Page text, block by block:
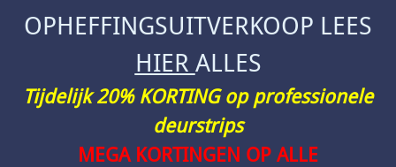
OPHEFFINGSUITVERKOOP LEES
HIER ALLES
Tijdelijk 20% KORTING op professionele
deurstrips
MEGA KORTINGEN OP ALLE